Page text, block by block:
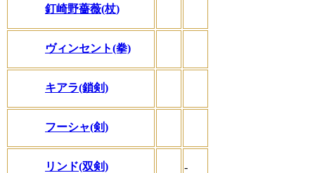
釘崎野薔薇(杖)
ヴィンセント(拳)
キアラ(鎖剣)
フーシャ(剣)
リンド(双剣) -